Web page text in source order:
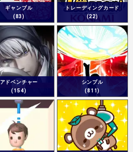
ギャンブル
(83)
トレーディングカード
(22)
アドベンチャー
(154)
シンプル
(811)